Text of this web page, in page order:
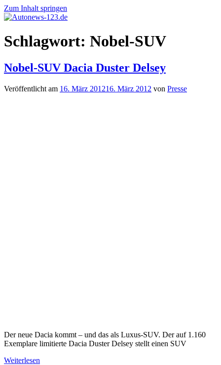
Zum Inhalt springen
Autonews-
123.de
Autonews
mit
Schlagwort: Nobel-SUV
Nobel-SUV Dacia Duster Delsey
Veröffentlicht am 16. März 201216. März 2012 von Presse
Der neue Dacia kommt – und das als Luxus-SUV. Der auf 1.160
Exemplare limitierte Dacia Duster Delsey stellt einen SUV
Weiterlesen